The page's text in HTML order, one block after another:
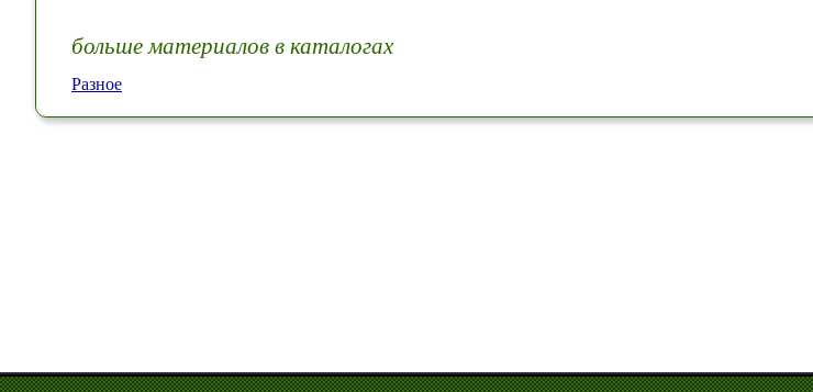
больше материалов в каталогах
Разное